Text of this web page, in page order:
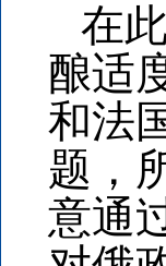
在
酿适
和法
题，
意通